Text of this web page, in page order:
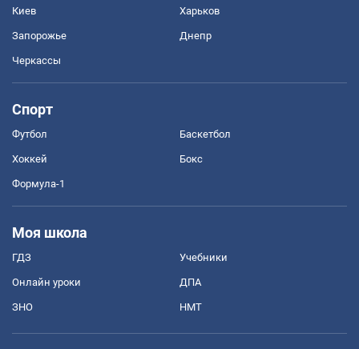
Киев Харьков
Запорожье Днепр
Черкассы
Спорт
Футбол Баскетбол
Хоккей Бокс
Формула-1
Моя школа
ГДЗ Учебники
Онлайн уроки ДПА
ЗНО НМТ